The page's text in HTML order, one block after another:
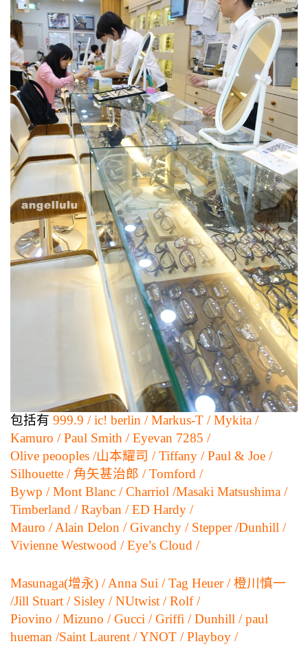
包括有 999.9 / ic! berlin / Markus-T / Mykita /
Kamuro / Paul Smith / Eyevan 7285 /
Olive peooples /山本耀司 / Tiffany / Paul & Joe /
Silhouette / 角矢甚治郎 / Tomford /
Bywp / Mont Blanc / Charriol /Masaki Matsushima /
Timberland / Rayban / ED Hardy /
Mauro / Alain Delon / Givanchy / Stepper /Dunhill /
Vivienne Westwood / Eye’s Cloud /
Masunaga(增永) / Anna Sui / Tag Heuer / 橙川慎一
/Jill Stuart / Sisley / NUtwist / Rolf /
Piovino / Mizuno / Gucci / Griffi / Dunhill / paul
hueman /Saint Laurent / YNOT / Playboy /